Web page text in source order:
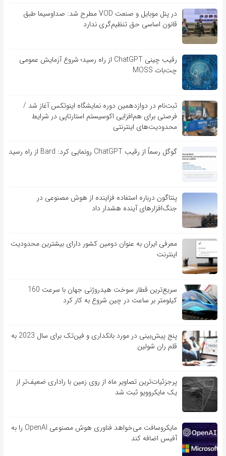
در پنل موبایل و صنعت VOD مطرح شد: صداوسیما طبق
قانون اساسی حق تنظیم‌گری ندارد
رقیب چینی ChatGPT از راه رسید؛ شروع آزمایش عمومی
چت‌بات MOSS
ثبت‌نام در دوازدهمین دوره نمایشگاه اینوتکس آغاز شد /
فرصتی برای هم‌افزایی اکوسیستم استارتاپی در شرایط
محدودیت‌های اینترنتی
گوگل رسماً از رقیب ChatGPT رونمایی کرد: Bard از راه رسید
پنتاگون درباره استفاده فزاینده از هوش مصنوعی در
جنگ‌افزارهای آینده هشدار داد
معرفی ایران به عنوان دومین کشور دارای بیشترین محدودیت
اینترنت
سریع‌ترین قطار سوخت هیدروژنی جهان با سرعت 160
کیلومتر بر ساعت در چین شروع به کار کرد
پنج پیش‌بینی در مورد بانکداری و فین‌تک برای سال 2023 به
قلم ران شولین
پرجزئیات‌ترین تصاویر ماه از روی زمین با راداری ضعیف‌تر از
یک مایکروویو ثبت شد
مایکروسافت می‌خواهد فناوری هوش مصنوعی OpenAI را به
آفیس اضافه کند